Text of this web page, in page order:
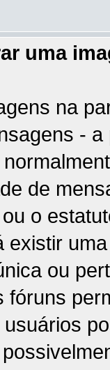
uma
na
-
de
o
ou
fóruns